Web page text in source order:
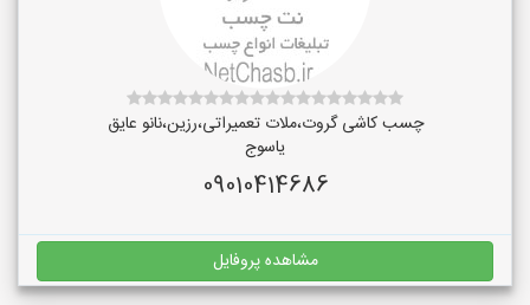
چسب کاشی گروت،ملات تعمیراتی،رزین،نانو عایق
یاسوج
09010414686
مشاهده پروفایل